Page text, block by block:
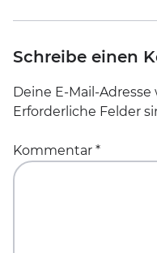
Schreibe einen
Deine E-Mail-
Erforderliche Felder
Kommentar *